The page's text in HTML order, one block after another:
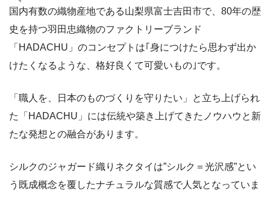
国内有数の織物産地である山梨県富士吉田市で、80年の歴
史を持つ羽田忠織物のファクトリーブランド
「HADACHU」のコンセプトは｢身につけたら思わず出か
けたくなるような、格好良くて可愛いもの｣です。
「職人を、日本のものづくりを守りたい」と立ち上げられ
た「HADACHU」には伝統や築き上げてきたノウハウと新
たな発想との融合があります。
シルクのジャガード織りネクタイは”シルク＝光沢感”とい
う既成概念を覆したナチュラルな質感で人気となっていま